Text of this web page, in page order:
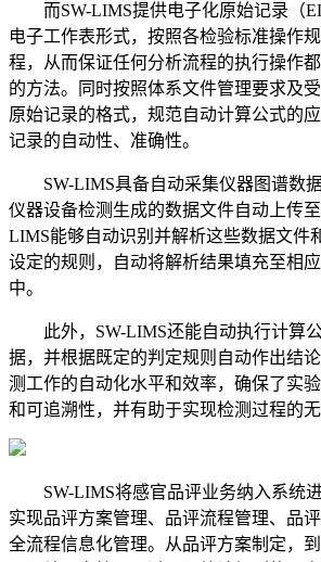
而SW-LIMS提供电子化原始记录（
电子工作表形式，按照各检验标准操作
程，从而保证任何分析流程的执行操作
的方法。同时按照体系文件管理要求及
原始记录的格式，规范自动计算公式的
记录的自动性、准确性。
SW-LIMS具备自动采集仪器图谱数
仪器设备检测生成的数据文件自动上传
LIMS能够自动识别并解析这些数据文件
设定的规则，自动将解析结果填充至相
中。
此外，SW-LIMS还能自动执行计算
据，并根据既定的判定规则自动作出结
测工作的自动化水平和效率，确保了实
和可追溯性，并有助于实现检测过程的无
SW-LIMS将感官品评业务纳入系统
实现品评方案管理、品评流程管理、品
全流程信息化管理。从品评方案制定，